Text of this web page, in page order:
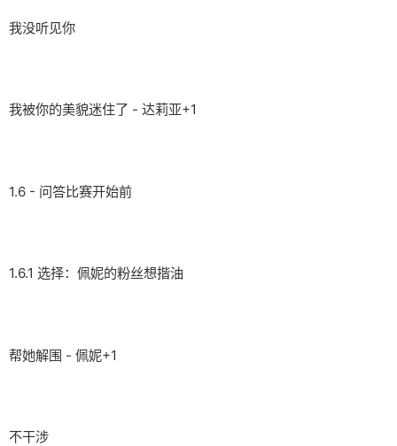
我没听见你
我被你的美貌迷住了 - 达莉亚+1
1.6 - 问答比赛开始前
1.6.1 选择：佩妮的粉丝想揩油
帮她解围 - 佩妮+1
不干涉